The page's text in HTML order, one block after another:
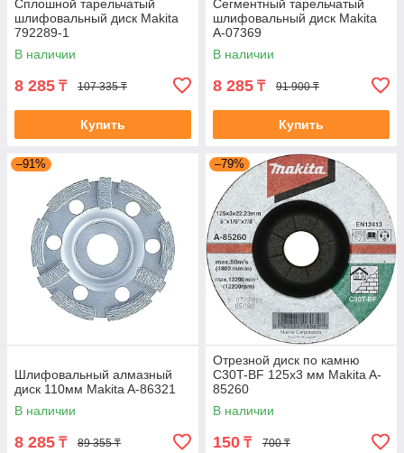
Сплошной тарельчатый
шлифовальный диск Makita
792289-1
В наличии
8 285 ₸ 107 335 ₸
Купить
Сегментный тарельчатый
шлифовальный диск Makita
A-07369
В наличии
8 285 ₸ 91 900 ₸
Купить
–91%
Шлифовальный алмазный
диск 110мм Makita A-86321
В наличии
8 285 ₸ 89 355 ₸
–79%
Отрезной диск по камню
C30T-BF 125x3 мм Makita A-
85260
В наличии
150 ₸ 700 ₸